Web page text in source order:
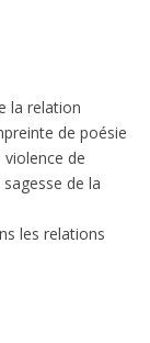
la relation
de poésie
de
de la
les relations